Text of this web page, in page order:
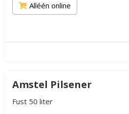
Alléén online
Amstel Pilsener
Fust 50 liter